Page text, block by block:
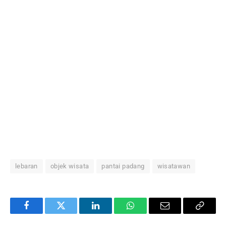
lebaran objek wisata pantai padang wisatawan
FacebookTwitter LinkedInWhatsAppEmail
Copy